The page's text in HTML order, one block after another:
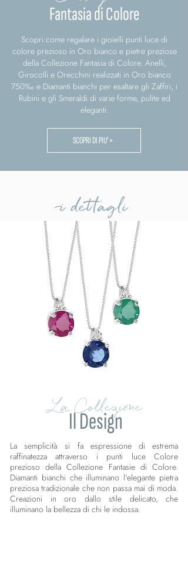
Fantasia di Colore
Scopri come regalare i gioielli punti luce di
colore prezioso in Oro bianco e pietre preziose
della Collezione Fantasia di Colore. Anelli,
Girocolli e Orecchini realizzati in Oro bianco
750‰ e Diamanti bianchi per esaltare gli Zaffiri, i
Rubini e gli Smeraldi di varie forme, pulite ed
eleganti.
SCOPRI DI PIU' >
i dettagli
La Collezione
Il Design
La semplicità si fa espressione di estrema
raffinatezza attraverso i punti luce Colore
prezioso della Collezione Fantasie di Colore.
Diamanti bianchi che illuminano l'elegante pietra
preziosa tradizionale che non passa mai di moda.
Creazioni in oro dallo stile delicato, che
illuminano la bellezza di chi le indossa.